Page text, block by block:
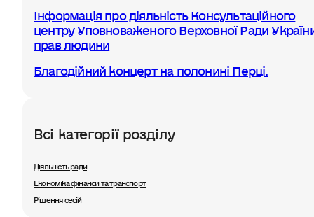
Інформація про діяльність Консультаційного
центру Уповноваженого Верховної Ради
прав людини
Благодійний концерт на полонині Перці.
Всі категорії розділу
Діяльність ради
Економіка фінанси та транспорт
Рішення сесій